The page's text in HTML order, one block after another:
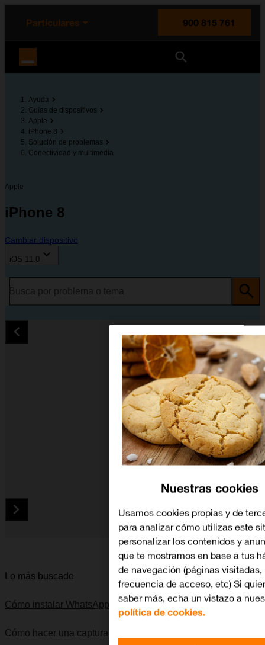
principal
la página
Particulares
900 815 761
Ayuda
Guías de dispositivos
Apple
iPhone 8
Solución de problemas
Conectividad y multimedia
Apple
iPhone 8
Cambiar dispositivo
iOS 11.0
Diapositiva 1 de 5. Apple iPhone 8 - Silver - imagen 1
Lo más buscado
Cómo instalar WhatsApp Messenger
Cómo hacer una captura de pantalla
Nuestras cookies
Usamos cookies propias y de
para analizar cómo utilizas este
personalizar los contenidos y
que te mostramos en base a tus
de navegación (páginas visitadas,
frecuencia de acceso, etc) Si
saber más, echa un vistazo a
política de cookies.